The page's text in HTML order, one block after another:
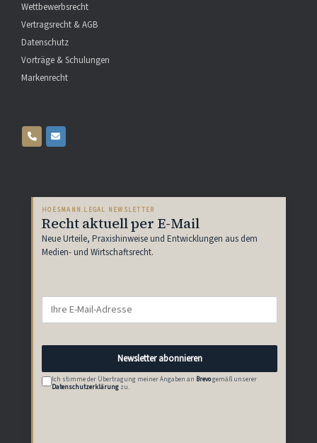
Wettbewerbsrecht
Vertragsrecht & AGB
Datenschutz
Vorträge & Schulungen
Markenrecht
HOESMANN.LEGAL NEWSLETTER
Recht aktuell per E-Mail
Neue Urteile, Praxishinweise und Entwicklungen aus dem
Medien- und Wirtschaftsrecht.
Newsletter abonnieren
Ich stimme der Übertragung meiner Angaben an Brevogemäß unserer
Datenschutzerklärung zu.